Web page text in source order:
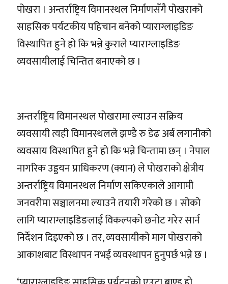
पोखरा । अन्तर्राष्ट्रिय विमानस्थल निर्माणसँगै पोखराको
साहसिक पर्यटकीय पहिचान बनेको प्याराग्लाइडिङ
विस्थापित हुने हो कि भन्ने कुराले प्याराग्लाइडिङ
व्यवसायीलाई चिन्तित बनाएको छ ।
अन्तर्राष्ट्रिय विमानस्थल पोखरामा ल्याउन सक्रिय
व्यवसायी त्यही विमानस्थलले झण्डै रु डेढ अर्ब लगानीको
व्यवसाय विस्थापित हुने हो कि भन्ने चिन्तामा छन् । नेपाल
नागरिक उड्डयन प्राधिकरण (क्यान) ले पोखराको क्षेत्रीय
अन्तर्राष्ट्रिय विमानस्थल निर्माण सकिएकाले आगामी
जनवरीमा सञ्चालनमा ल्याउने तयारी गरेको छ । सोको
लागि प्याराग्लाइडिङलाई विकल्पको छनोट गरेर सार्न
निर्देशन दिइएको छ । तर, व्यवसायीको माग पोखराको
आकाशबाट विस्थापन नभई व्यवस्थापन हुनुपर्छ भन्ने छ ।